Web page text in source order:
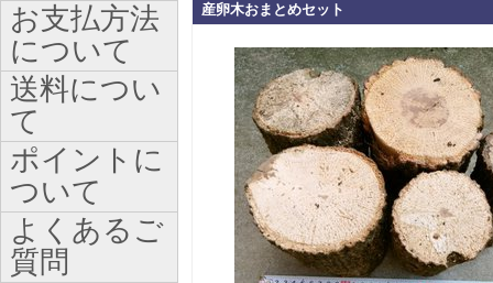
産卵木おまとめセット
お支払方法
について
送料につい
て
ポイントに
ついて
よくあるご
質問